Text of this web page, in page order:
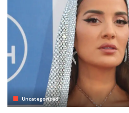
Uncategorized